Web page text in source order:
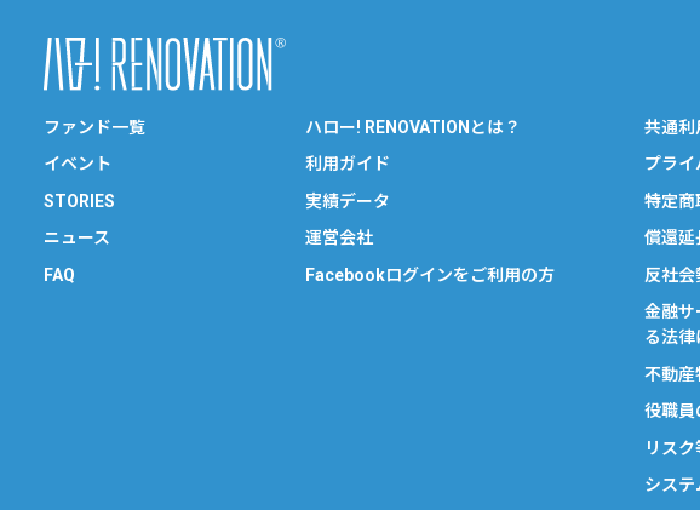
ファンド一覧
イベント
STORIES
ニュース
FAQ
ハロー! RENOVATIONとは？
利用ガイド
実績データ
運営会社
Facebookログインをご利用の方
共通利
プラ
特定商
償還延
反社
金融サ
る法律
不動産
役職員
リス
システ